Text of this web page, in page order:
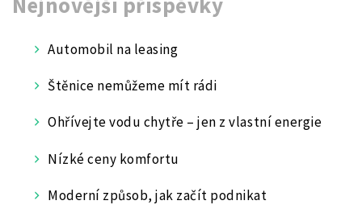
Automobil na leasing
Štěnice nemůžeme mít rádi
Ohřívejte vodu chytře – jen z vlastní energie
Nízké ceny komfortu
Moderní způsob, jak začít podnikat